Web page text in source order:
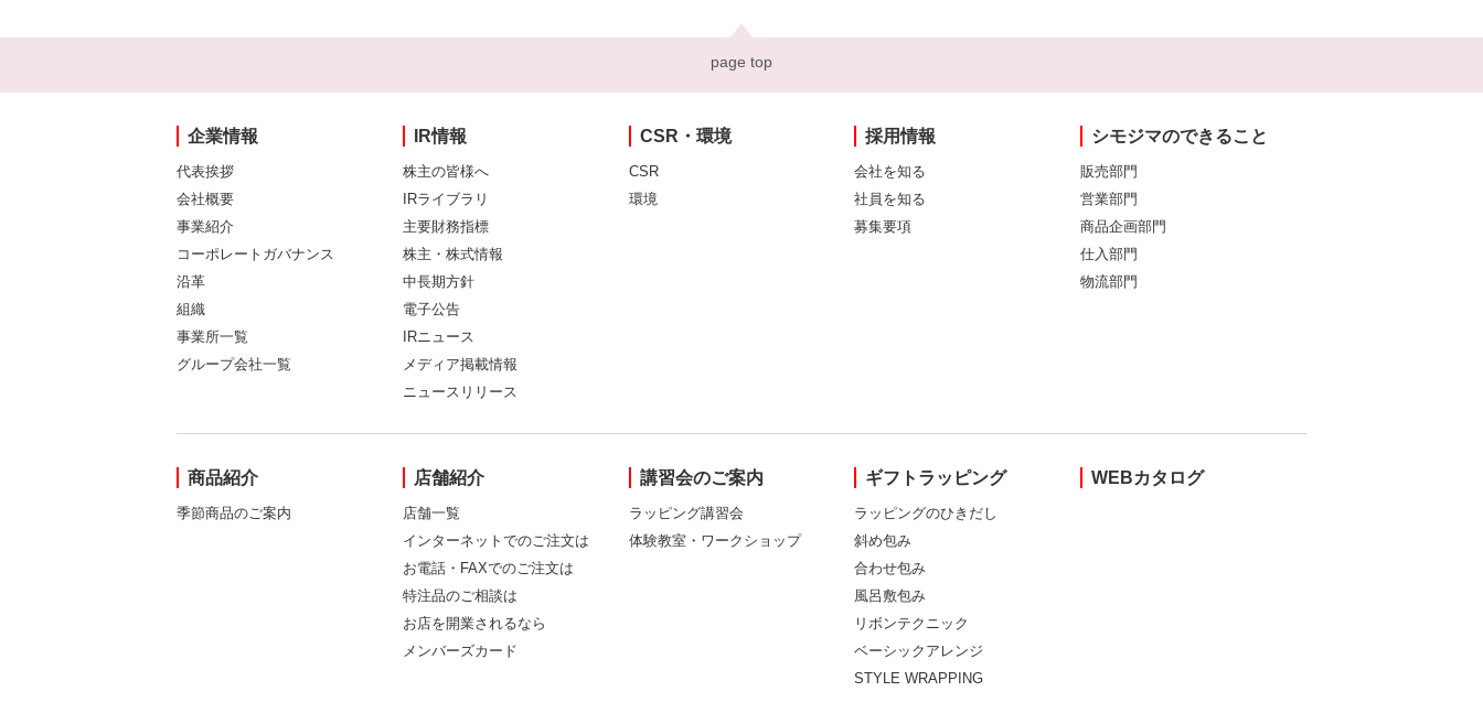
page top
企業情報
代表挨拶
会社概要
事業紹介
コーポレートガバナンス
沿革
組織
事業所一覧
グループ会社一覧
IR情報
株主の皆様へ
IRライブラリ
主要財務指標
株主・株式情報
中長期方針
電子公告
IRニュース
メディア掲載情報
ニュースリリース
CSR・環境
CSR
環境
採用情報
会社を知る
社員を知る
募集要項
シモジマのできること
販売部門
営業部門
商品企画部門
仕入部門
物流部門
商品紹介
季節商品のご案内
店舗紹介
店舗一覧
インターネットでのご注文は
お電話・FAXでのご注文は
特注品のご相談は
お店を開業されるなら
メンバーズカード
講習会のご案内
ラッピング講習会
体験教室・ワークショップ
ギフトラッピング
ラッピングのひきだし
斜め包み
合わせ包み
風呂敷包み
リボンテクニック
ベーシックアレンジ
STYLE WRAPPING
WEBカタログ